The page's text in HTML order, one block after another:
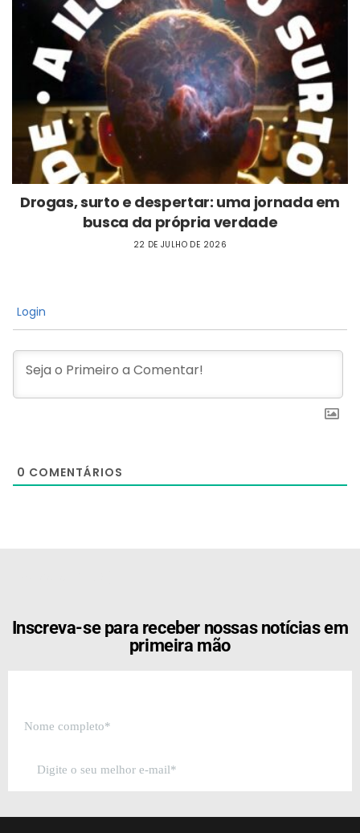
Drogas, surto e despertar: uma jornada em
busca da própria verdade
22 DE JULHO DE 2026
Login
0 COMENTÁRIOS
Inscreva-se para receber nossas notícias em
primeira mão